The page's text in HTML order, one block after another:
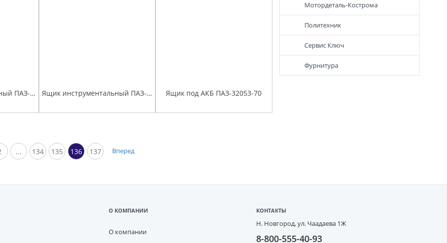
Ящик инструментальный ПАЗ-320402 Ящик инструментальный ПАЗ-3205 Ящик под АКБ ПАЗ-32053-70
Вперед
... 134 135 136 137
Мотордеталь-Кострома
Политехник
Сервис Ключ
Фурнитура
О КОМПАНИИ
О компании
КОНТАКТЫ
Н. Новгород,ул. Чаадаева 1Ж
8-800-555-40-93